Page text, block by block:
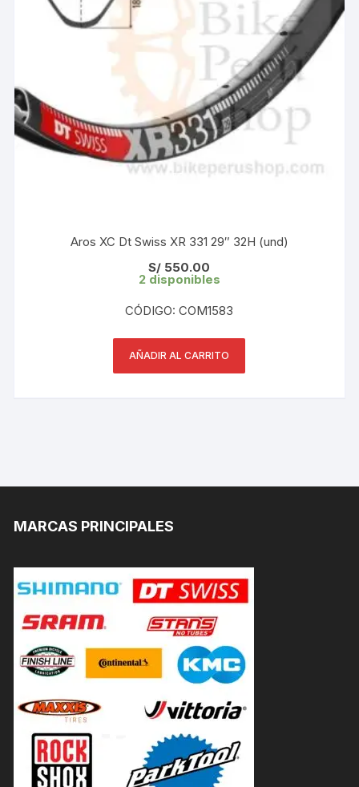
Aros XC Dt Swiss XR 331 29″ 32H (und)
S/ 550.00
2 disponibles
CÓDIGO: COM1583
AÑADIR AL CARRITO
MARCAS PRINCIPALES